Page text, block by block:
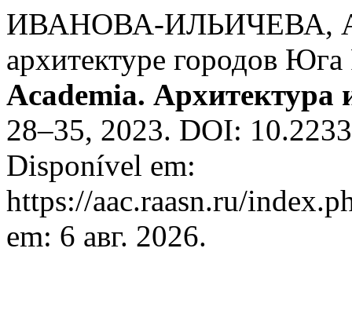
ИВАНОВА-ИЛЬИЧЕВА,
архитектуре городов
Academia. Архитектура
28–35, 2023. DOI:
Disponível em:
https://aac.raasn.ru/
em: 6 авг. 2026.